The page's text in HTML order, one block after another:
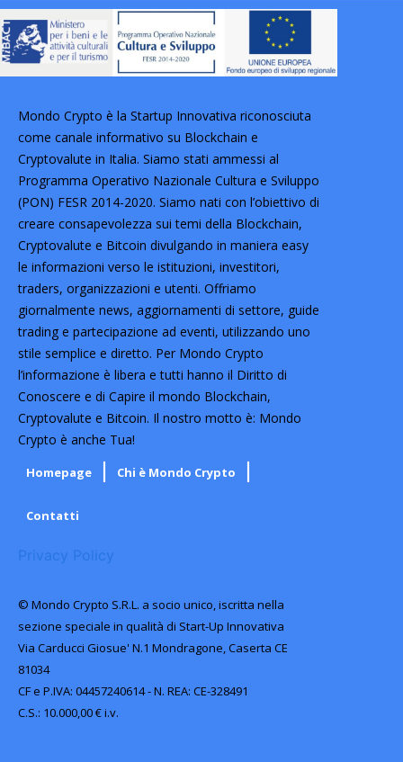
Mondo Crypto è la Startup Innovativa riconosciuta
come canale informativo su Blockchain e
Cryptovalute in Italia. Siamo stati ammessi al
Programma Operativo Nazionale Cultura e Sviluppo
(PON) FESR 2014-2020. Siamo nati con l’obiettivo di
creare consapevolezza sui temi della Blockchain,
Cryptovalute e Bitcoin divulgando in maniera easy
le informazioni verso le istituzioni, investitori,
traders, organizzazioni e utenti. Offriamo
giornalmente news, aggiornamenti di settore, guide
trading e partecipazione ad eventi, utilizzando uno
stile semplice e diretto. Per Mondo Crypto
l’informazione è libera e tutti hanno il Diritto di
Conoscere e di Capire il mondo Blockchain,
Cryptovalute e Bitcoin. Il nostro motto è: Mondo
Crypto è anche Tua!
Homepage Chi è Mondo Crypto
Contatti
Privacy Policy
© Mondo Crypto S.R.L. a socio unico, iscritta nella
sezione speciale in qualità di Start-Up Innovativa
Via Carducci Giosue' N.1 Mondragone, Caserta CE
81034
CF e P.IVA: 04457240614 - N. REA: CE-328491
C.S.: 10.000,00 € i.v.